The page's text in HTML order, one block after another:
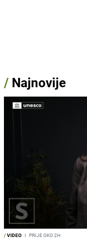
/ Najnovije
/VIDEO I PRIJE OKO 2H